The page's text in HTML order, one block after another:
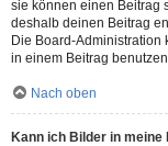
sie können einen Beitrag
deshalb deinen Beitrag
Die Board-Administration
in einem Beitrag
Nach oben
Kann ich Bilder in